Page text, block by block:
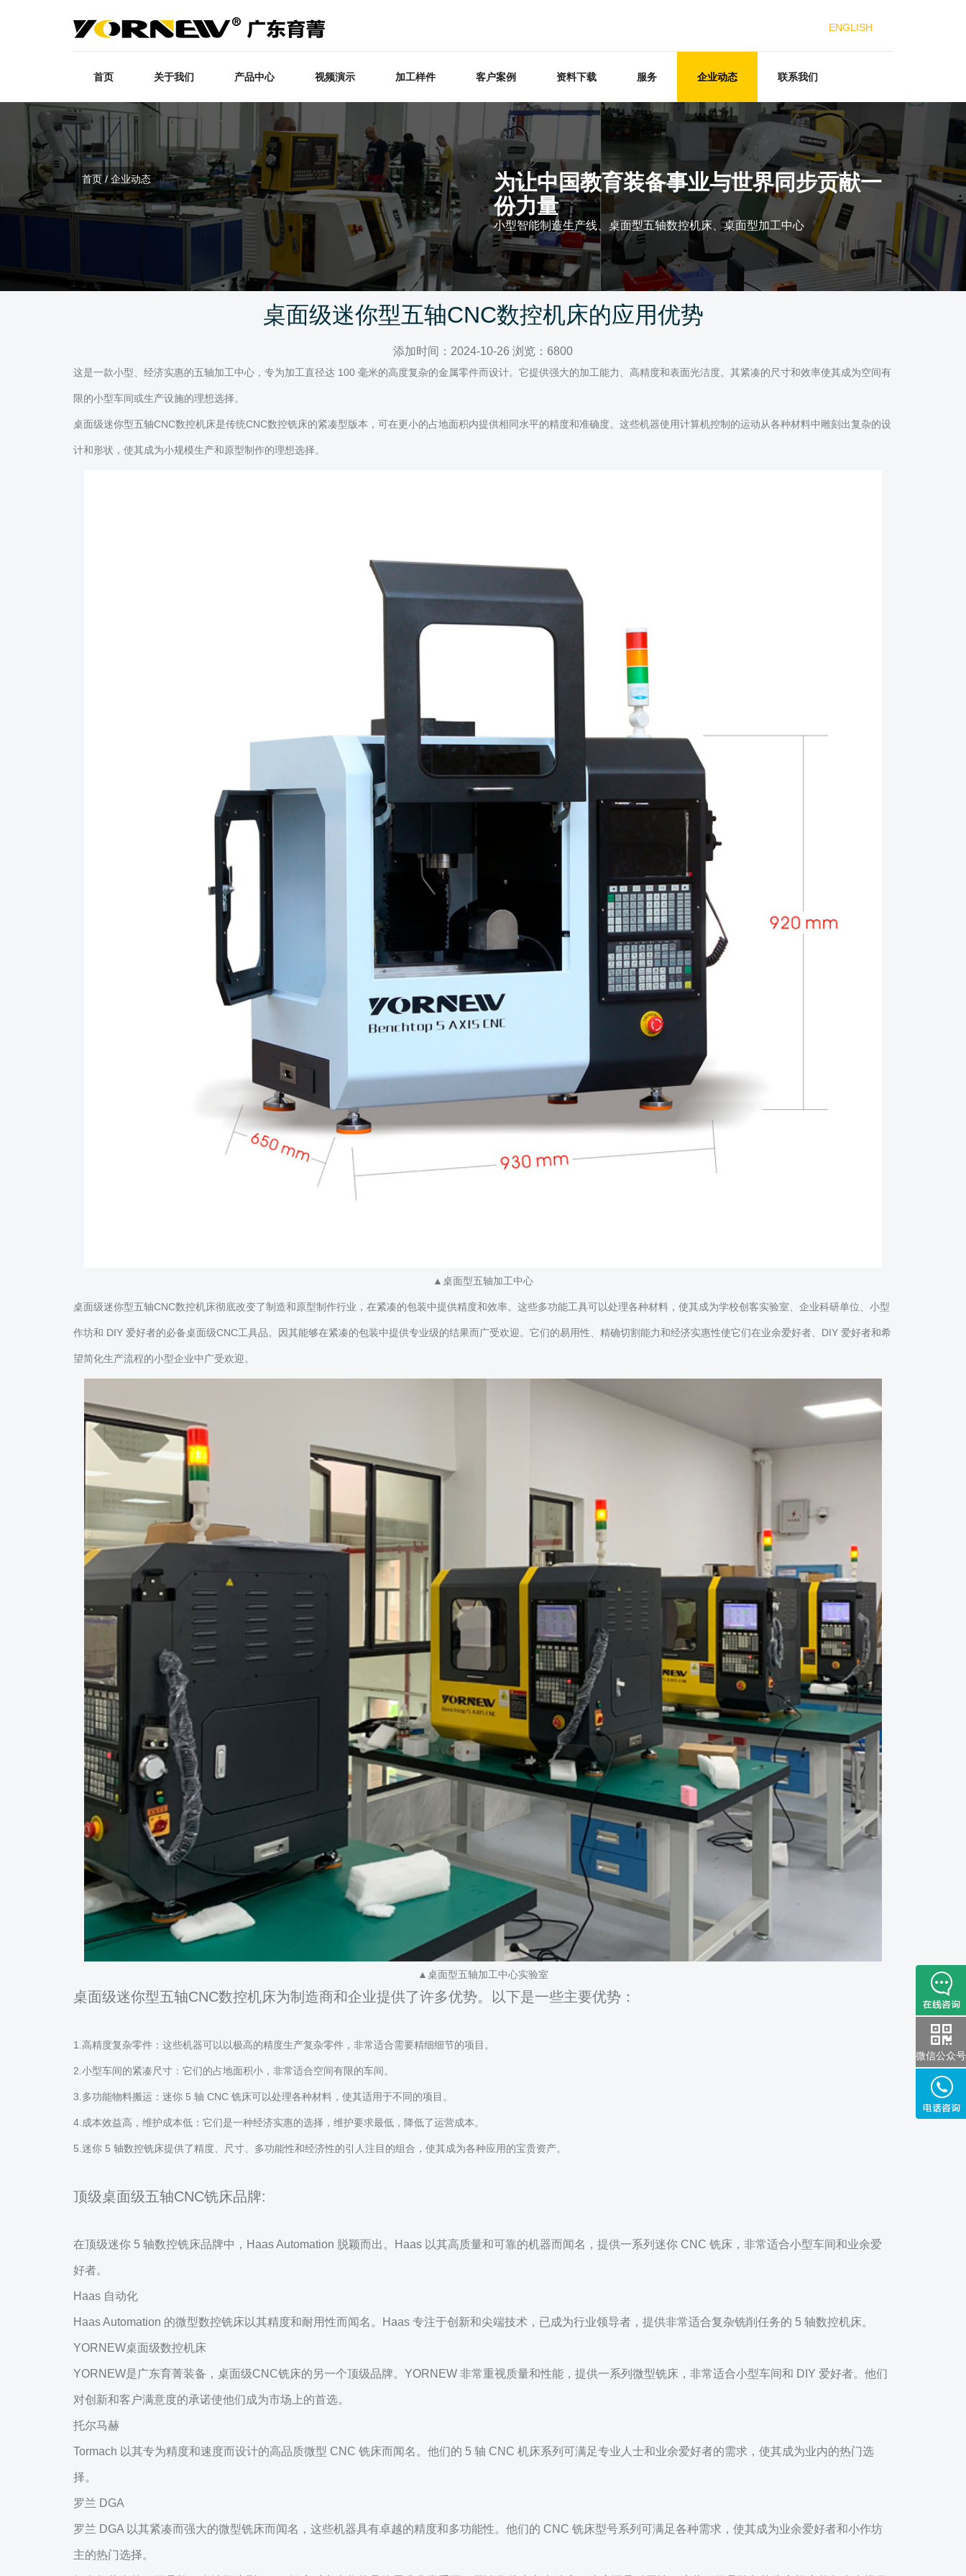
ENGLISH
首页 关于我们 产品中心 视频演示 加工样件 客户案例 资料下载 服务 企业动态 联系我们
首页 / 企业动态
为让中国教育装备事业与世界同步贡献一
份力量
小型智能制造生产线、桌面型五轴数控机床、桌面型加工中心
桌面级迷你型五轴CNC数控机床的应用优势
添加时间：2024-10-26 浏览：6800
这是一款小型、经济实惠的五轴加工中心，专为加工直径达 100 毫米的高度复杂的金属零件而设计。它提供强大的加工能力、高精度和表面光洁度。其紧凑的尺寸和效率使其成为空间有
限的小型车间或生产设施的理想选择。
桌面级迷你型五轴CNC数控机床是传统CNC数控铣床的紧凑型版本，可在更小的占地面积内提供相同水平的精度和准确度。这些机器使用计算机控制的运动从各种材料中雕刻出复杂的设
计和形状，使其成为小规模生产和原型制作的理想选择。
▲桌面型五轴加工中心
桌面级迷你型五轴CNC数控机床彻底改变了制造和原型制作行业，在紧凑的包装中提供精度和效率。这些多功能工具可以处理各种材料，使其成为学校创客实验室、企业科研单位、小型
作坊和 DIY 爱好者的必备桌面级CNC工具品。因其能够在紧凑的包装中提供专业级的结果而广受欢迎。它们的易用性、精确切割能力和经济实惠性使它们在业余爱好者、DIY 爱好者和希
望简化生产流程的小型企业中广受欢迎。
▲桌面型五轴加工中心实验室
桌面级迷你型五轴CNC数控机床为制造商和企业提供了许多优势。以下是一些主要优势：
1.高精度复杂零件：这些机器可以以极高的精度生产复杂零件，非常适合需要精细细节的项目。
2.小型车间的紧凑尺寸：它们的占地面积小，非常适合空间有限的车间。
3.多功能物料搬运：迷你 5 轴 CNC 铣床可以处理各种材料，使其适用于不同的项目。
4.成本效益高，维护成本低：它们是一种经济实惠的选择，维护要求最低，降低了运营成本。
5.迷你 5 轴数控铣床提供了精度、尺寸、多功能性和经济性的引人注目的组合，使其成为各种应用的宝贵资产。
顶级桌面级五轴CNC铣床品牌:
在顶级迷你 5 轴数控铣床品牌中，Haas Automation 脱颖而出。Haas 以其高质量和可靠的机器而闻名，提供一系列迷你 CNC 铣床，非常适合小型车间和业余爱
好者。
Haas 自动化
Haas Automation 的微型数控铣床以其精度和耐用性而闻名。Haas 专注于创新和尖端技术，已成为行业领导者，提供非常适合复杂铣削任务的 5 轴数控机床。
YORNEW桌面级数控机床
YORNEW是广东育菁装备，桌面级CNC铣床的另一个顶级品牌。YORNEW 非常重视质量和性能，提供一系列微型铣床，非常适合小型车间和 DIY 爱好者。他们
对创新和客户满意度的承诺使他们成为市场上的首选。
托尔马赫
Tormach 以其专为精度和速度而设计的高品质微型 CNC 铣床而闻名。他们的 5 轴 CNC 机床系列可满足专业人士和业余爱好者的需求，使其成为业内的热门选
择。
罗兰 DGA
罗兰 DGA 以其紧凑而强大的微型铣床而闻名，这些机器具有卓越的精度和多功能性。他们的 CNC 铣床型号系列可满足各种需求，使其成为业余爱好者和小作坊
主的热门选择。
微信公众号